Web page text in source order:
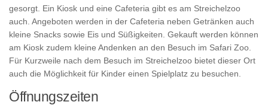
gesorgt. Ein Kiosk und eine Cafeteria gibt es am Streichelzoo
auch. Angeboten werden in der Cafeteria neben Getränken auch
kleine Snacks sowie Eis und Süßigkeiten. Gekauft werden können
am Kiosk zudem kleine Andenken an den Besuch im Safari Zoo.
Für Kurzweile nach dem Besuch im Streichelzoo bietet dieser Ort
auch die Möglichkeit für Kinder einen Spielplatz zu besuchen.
Öffnungszeiten